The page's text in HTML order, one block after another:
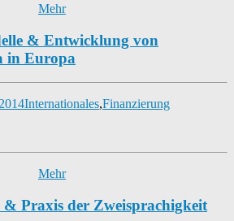
Mehr
& Entwicklung von
in Europa
Internationales,Finanzierung
Mehr
Praxis der Zweisprachigkeit